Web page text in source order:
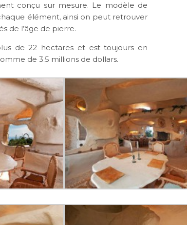
conçu sur mesure. Le modèle de
élément, ainsi on peut retrouver
de l’âge de pierre.
de 22 hectares et est toujours en
de 3.5 millions de dollars.